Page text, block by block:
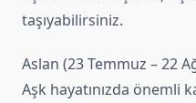
taşıyabilirsiniz.
Aslan (23 Temmuz – 22
Aşk hayatınızda önemli